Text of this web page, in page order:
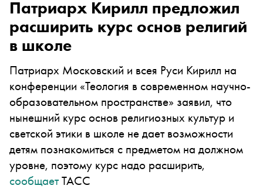
Патриарх Кирилл предложил
расширить курс основ религий
в школе
Патриарх Московский и всея Руси Кирилл на
конференции «Теология в современном научно-
образовательном пространстве» заявил, что
нынешний курс основ религиозных культур и
светской этики в школе не дает возможности
детям познакомиться с предметом на должном
уровне, поэтому курс надо расширить,
сообщаетТАСС